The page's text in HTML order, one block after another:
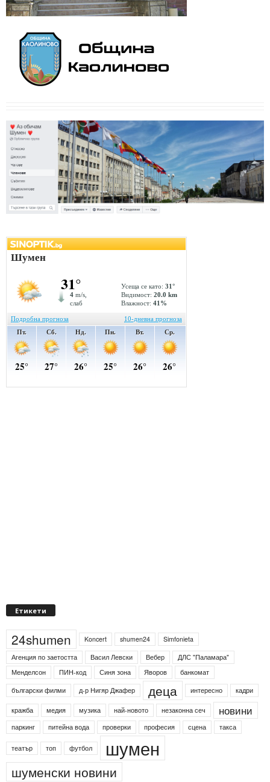
Етикети
24shumen Koncert shumen24
Simfonieta
Агенция по заетостта
Васил Левски Вебер
ДЛС "Паламара"
Менделсон
ПИН-код Синя зона Яворов
банкомат
български филми
д-р Нигяр Джафер деца интересно кадри
кражба медия музика най-новото незаконна сеч новини
паркинг питейна вода проверки професия сцена такса
театър топ футбол шумен
шуменски новини